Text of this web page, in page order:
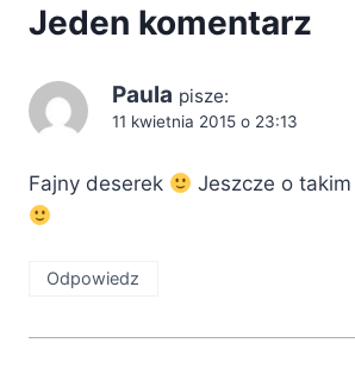
Jeden komentarz
Paula pisze:
11 kwietnia 2015 o 23:13
Fajny deserek Jeszcze o takim
Odpowiedz